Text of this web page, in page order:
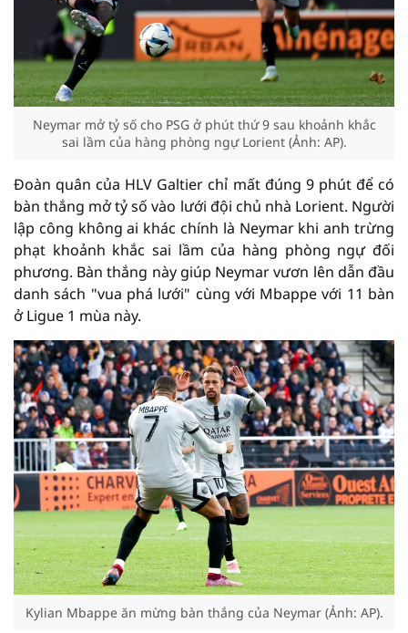
Neymar mở tỷ số cho PSG ở phút thứ 9 sau khoảnh khắc
sai lầm của hàng phòng ngự Lorient (Ảnh: AP).
Đoàn quân của HLV Galtier chỉ mất đúng 9 phút để có
bàn thắng mở tỷ số vào lưới đội chủ nhà Lorient. Người
lập công không ai khác chính là Neymar khi anh trừng
phạt khoảnh khắc sai lầm của hàng phòng ngự đối
phương. Bàn thắng này giúp Neymar vươn lên dẫn đầu
danh sách "vua phá lưới" cùng với Mbappe với 11 bàn
ở Ligue 1 mùa này.
Kylian Mbappe ăn mừng bàn thắng của Neymar (Ảnh: AP).